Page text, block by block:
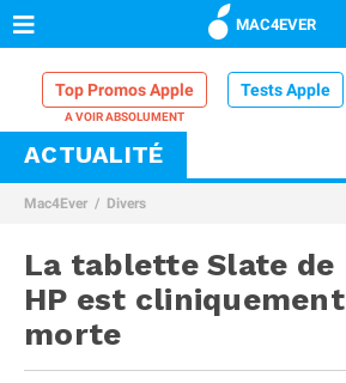
MAC4EVER
Top Promos Apple Tests Apple
VPN Mac
Comparatif iPhone
ACTUALITÉ
Mac4Ever Divers
La tablette Slate de
HP est cliniquement
morte